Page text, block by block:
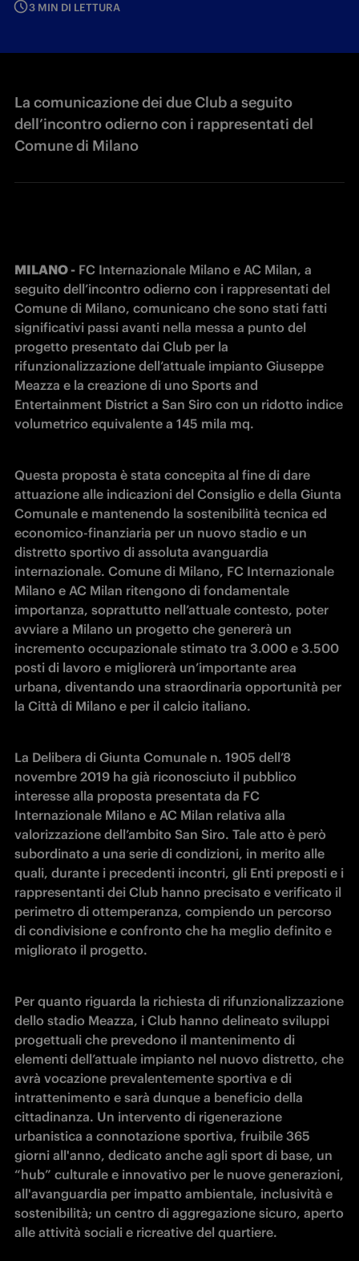
3 MIN DI LETTURA
La comunicazione dei due Club a seguito
dell’incontro odierno con i rappresentati del
Comune di Milano
MILANO - FC Internazionale Milano e AC Milan, a
seguito dell’incontro odierno con i rappresentati del
Comune di Milano, comunicano che sono stati fatti
significativi passi avanti nella messa a punto del
progetto presentato dai Club per la
rifunzionalizzazione dell’attuale impianto Giuseppe
Meazza e la creazione di uno Sports and
Entertainment District a San Siro con un ridotto indice
volumetrico equivalente a 145 mila mq.
Questa proposta è stata concepita al fine di dare
attuazione alle indicazioni del Consiglio e della Giunta
Comunale e mantenendo la sostenibilità tecnica ed
economico-finanziaria per un nuovo stadio e un
distretto sportivo di assoluta avanguardia
internazionale. Comune di Milano, FC Internazionale
Milano e AC Milan ritengono di fondamentale
importanza, soprattutto nell’attuale contesto, poter
avviare a Milano un progetto che genererà un
incremento occupazionale stimato tra 3.000 e 3.500
posti di lavoro e migliorerà un’importante area
urbana, diventando una straordinaria opportunità per
la Città di Milano e per il calcio italiano.
La Delibera di Giunta Comunale n. 1905 dell’8
novembre 2019 ha già riconosciuto il pubblico
interesse alla proposta presentata da FC
Internazionale Milano e AC Milan relativa alla
valorizzazione dell’ambito San Siro. Tale atto è però
subordinato a una serie di condizioni, in merito alle
quali, durante i precedenti incontri, gli Enti preposti e i
rappresentanti dei Club hanno precisato e verificato il
perimetro di ottemperanza, compiendo un percorso
di condivisione e confronto che ha meglio definito e
migliorato il progetto.
Per quanto riguarda la richiesta di rifunzionalizzazione
dello stadio Meazza, i Club hanno delineato sviluppi
progettuali che prevedono il mantenimento di
elementi dell’attuale impianto nel nuovo distretto, che
avrà vocazione prevalentemente sportiva e di
intrattenimento e sarà dunque a beneficio della
cittadinanza. Un intervento di rigenerazione
urbanistica a connotazione sportiva, fruibile 365
giorni all'anno, dedicato anche agli sport di base, un
“hub” culturale e innovativo per le nuove generazioni,
all'avanguardia per impatto ambientale, inclusività e
sostenibilità; un centro di aggregazione sicuro, aperto
alle attività sociali e ricreative del quartiere.